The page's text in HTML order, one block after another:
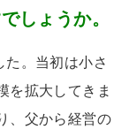
しょうか。
。当初は小さ
を拡大してきま
、父から経営の